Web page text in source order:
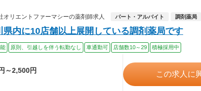
リエントファーマシーの薬剤師求人
パート・アルバイト 調剤薬局
県内に10店舗以上展開している調剤薬局です
原則、引越しを伴う転勤なし 車通勤可 店舗数10～29 積極採用中
～2,500円 この求人に